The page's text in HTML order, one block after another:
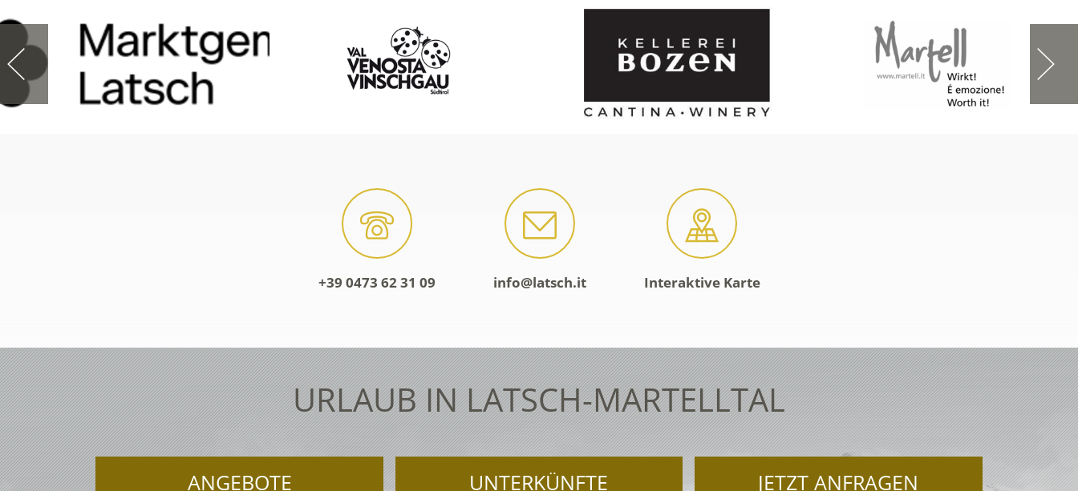
+39 0473 62 31 09 info@latsch.it Interaktive Karte
URLAUB IN LATSCH-MARTELLTAL
ANGEBOTE UNTERKÜNFTE JETZT ANFRAGEN